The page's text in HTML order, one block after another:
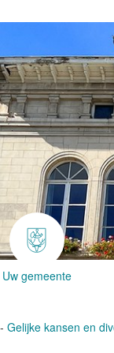
Uw gemeente
Gelijke kansen en